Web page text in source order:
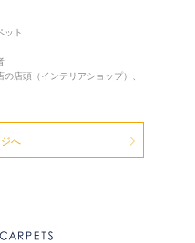
ット
の店頭（インテリアショップ）、
へ